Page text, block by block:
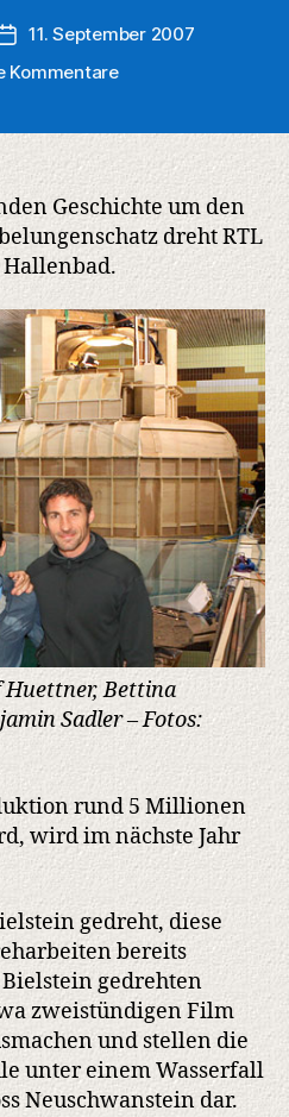
Veröffentlichungsdatum
11. September 2007
Kommentarezu
einer
der
teuersten
TV-
Produktionen
Deutschlands
im
Bielsteiner
Hallenbad
Geschichte um den
dreht RTL
Huettner, Bettina
Sadler – Fotos:
rund 5 Millionen
wird im nächste Jahr
gedreht, diese
bereits
gedrehten
zweistündigen Film
und stellen die
unter einem Wasserfall
Neuschwanstein dar.